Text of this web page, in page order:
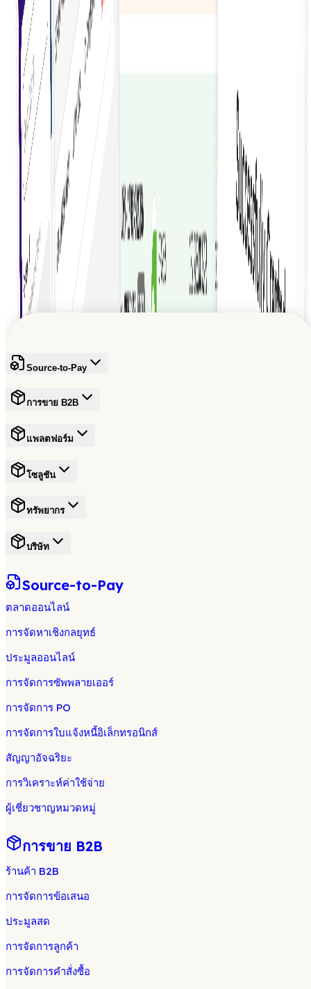
กระแสเงินสดที่ดีขึ้น
ปรับปรุงการบริหารจัดการกระแสเงินสดโดยการเร่งกระบวนการ
จัดทำใบแจ้งหนี้และลดความล่าช้าในการชำระเงิน
เป็นมิตรต่อสิ่งแวดล้อม
มีส่วนร่วมในการรักษาสิ่งแวดล้อมอย่างยั่งยืนโดยการลดการใช้
กระดาษและส่งเสริมการใช้เอกสารดิจิทัล
เริ่มต้น
ขับเคลื่อนการเติบโต B2B ทั่วโลก
เข้าร่วมเครือข่ายที่น่าเชื่อถือซึ่งกำลังกำหนดอนาคตของการค้า
สมัครฟรี
Source-to-Pay
การขาย B2B
แพลตฟอร์ม
โซลูชัน
ทรัพยากร
บริษัท
Source-to-Pay
ตลาดออนไลน์
การจัดหาเชิงกลยุทธ์
ประมูลออนไลน์
การจัดการซัพพลายเออร์
การจัดการ PO
การจัดการใบแจ้งหนี้อิเล็กทรอนิกส์
สัญญาอัจฉริยะ
การวิเคราะห์ค่าใช้จ่าย
ผู้เชี่ยวชาญหมวดหมู่
การขาย B2B
ร้านค้า B2B
การจัดการข้อเสนอ
ประมูลสด
การจัดการลูกค้า
การจัดการคำสั่งซื้อ